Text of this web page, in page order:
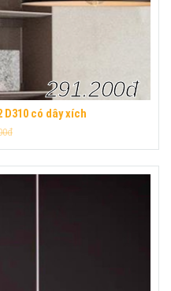
có dây xích
291.200đ